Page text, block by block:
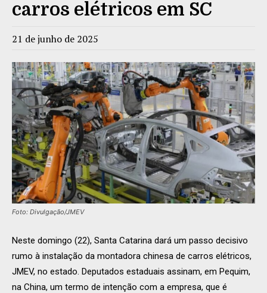
carros elétricos em SC
21 de junho de 2025
Foto: Divulgação/JMEV
Neste domingo (22), Santa Catarina dará um passo decisivo
rumo à instalação da montadora chinesa de carros elétricos,
JMEV, no estado. Deputados estaduais assinam, em Pequim,
na China, um termo de intenção com a empresa, que é